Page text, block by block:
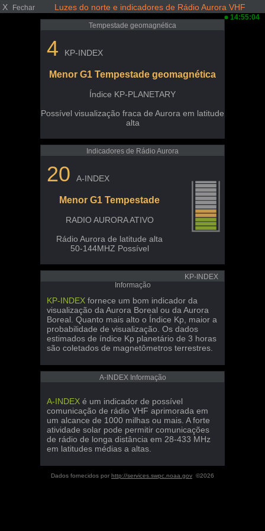
X Fechar Luzes do norte e indicadores de Rádio Aurora VHF
14:55:04
Tempestade geomagnética
4 KP-INDEX
Menor G1 Tempestade geomagnética
Índice KP-PLANETARY
Possível visualização fraca de Aurora em latitude
alta
Indicadores de Rádio Aurora
20 A-INDEX
Menor G1 Tempestade
RADIO AURORA ATIVO
Rádio Aurora de latitude alta
50-144MHZ Possível
KP-INDEX
Informação
KP-INDEX fornece um bom indicador da
visualização da Aurora Boreal ou da Aurora
Boreal. Quanto mais alto o Índice Kp, maior a
probabilidade de visualização. Os dados
estimados de índice Kp planetário de 3 horas
são coletados de magnetômetros terrestres.
A-INDEX Informação
A-INDEX é um indicador de possível
comunicação de rádio VHF aprimorada em
um alcance de 1000 milhas ou mais. A forte
atividade solar pode permitir comunicações
de rádio de longa distância em 28-433 MHz
em latitudes médias a altas.
Dados fornecidos por http://services.swpc.noaa.gov ©2026